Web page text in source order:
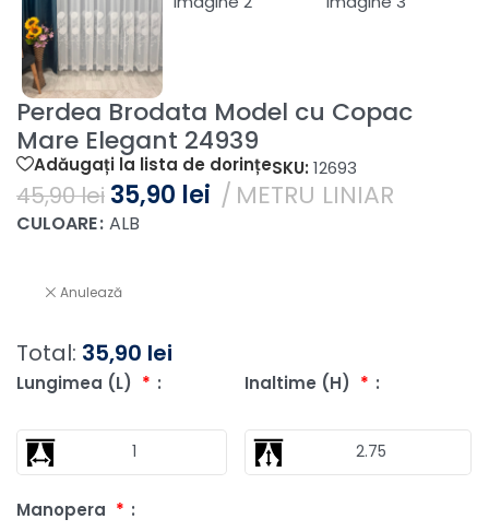
Perdea Brodata Model cu Copac
Mare Elegant 24939
Adăugați la lista de dorințeSKU: 12693
45,90lei 35,90 lei METRU LINIAR
CULOARE ALB
Anulează
Lungimea (L) * Inaltime (H) *
Manopera *
Total: 35,90 lei